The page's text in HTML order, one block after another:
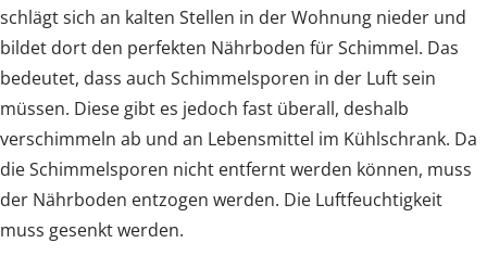
schlägt sich an kalten Stellen in der Wohnung nieder und
bildet dort den perfekten Nährboden für Schimmel. Das
bedeutet, dass auch Schimmelsporen in der Luft sein
müssen. Diese gibt es jedoch fast überall, deshalb
verschimmeln ab und an Lebensmittel im Kühlschrank. Da
die Schimmelsporen nicht entfernt werden können, muss
der Nährboden entzogen werden. Die Luftfeuchtigkeit
muss gesenkt werden.